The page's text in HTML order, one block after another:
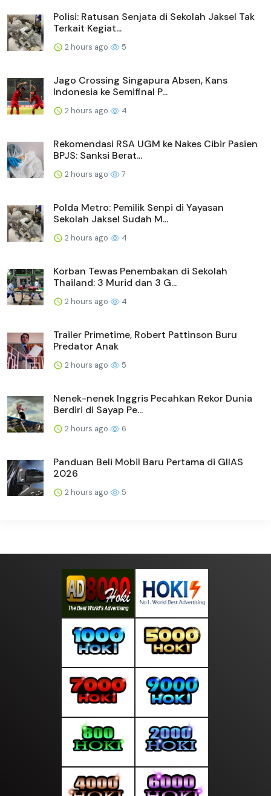
Polisi: Ratusan Senjata di Sekolah Jaksel Tak
Terkait Kegiat...
2 hours ago 5
Jago Crossing Singapura Absen, Kans
Indonesia ke Semifinal P...
2 hours ago 4
Rekomendasi RSA UGM ke Nakes Cibir Pasien
BPJS: Sanksi Berat...
2 hours ago 7
Polda Metro: Pemilik Senpi di Yayasan
Sekolah Jaksel Sudah M...
2 hours ago 4
Korban Tewas Penembakan di Sekolah
Thailand: 3 Murid dan 3 G...
2 hours ago 4
Trailer Primetime, Robert Pattinson Buru
Predator Anak
2 hours ago 5
Nenek-nenek Inggris Pecahkan Rekor Dunia
Berdiri di Sayap Pe...
2 hours ago 6
Panduan Beli Mobil Baru Pertama di GIIAS
2026
2 hours ago 5